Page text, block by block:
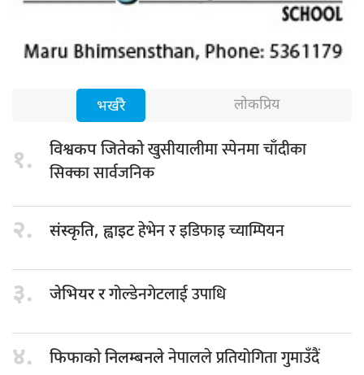
भर्खरै लोकप्रिय
१. विश्वकप जितेकोखुसीयालीमा स्पेनमा चाँदीका
सिक्का सार्वजनिक
२. संस्कृति, ह्वाइटहेभेन र इडिफाइ च्याम्पियन
३. जेभियर रगोल्डेनगेटलाई उपाधि
४. फिफाको निलम्बनलेनेपालले प्रतियोगिता गुमाउँदैं